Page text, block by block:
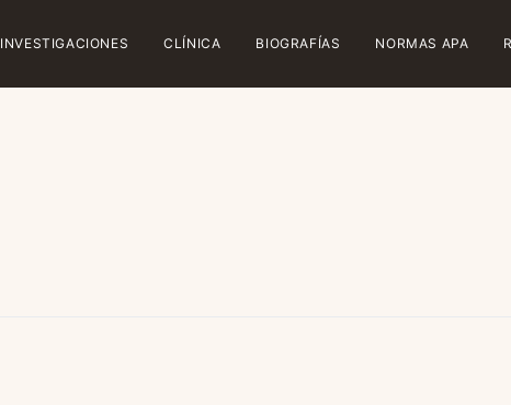
INVESTIGACIONES CLÍNICA BIOGRAFÍAS NORMAS APA